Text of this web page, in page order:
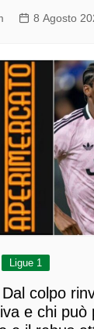
8 Agosto
Ligue 1
colpo
e chi può